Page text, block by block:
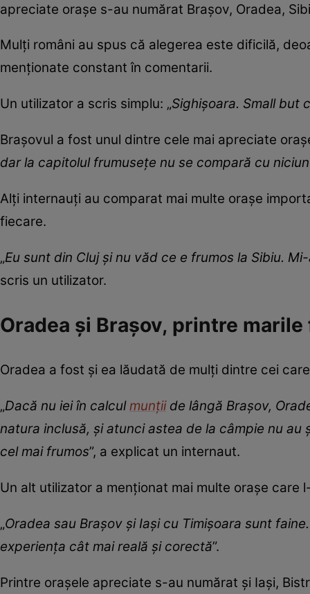
apreciate orașe s-au numărat Brașov, Oradea,
Mulți români au spus că alegerea este dificilă,
menționate constant în comentarii.
Un utilizator a scris simplu: „Sighișoara. Small but
Brașovul a fost unul dintre cele mai apreciate
dar la capitolul frumusețe nu se compară cu
Alți internauți au comparat mai multe orașe
fiecare.
„Eu sunt din Cluj și nu văd ce e frumos la Sibiu.
scris un utilizator.
Oradea și Brașov, printre
Oradea a fost și ea lăudată de mulți dintre cei
„Dacă nu iei în calculmunțiide lângă Brașov,
natura inclusă, și atunci astea de la câmpie nu
cel mai frumos”, a explicat un internaut.
Un alt utilizator a menționat mai multe orașe care
„Oradea sau Brașov și Iași cu Timișoara sunt
experiența cât mai reală și corectă”.
Printre orașele apreciate s-au numărat și Iași,